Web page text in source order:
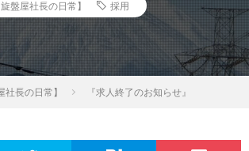
旋盤屋社長の日常】 採用
社長の日常】 『求人終了のお知らせ』